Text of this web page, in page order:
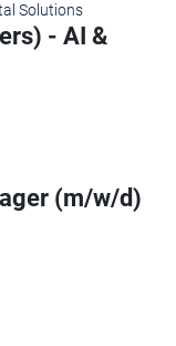
- AI &
(m/w/d)